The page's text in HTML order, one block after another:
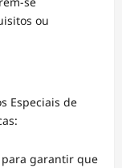
ou
Especiais de
para garantir que